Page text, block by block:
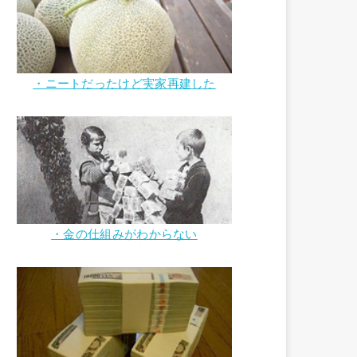
・ニートだったけど実家再建した
・金の仕組みがわからない